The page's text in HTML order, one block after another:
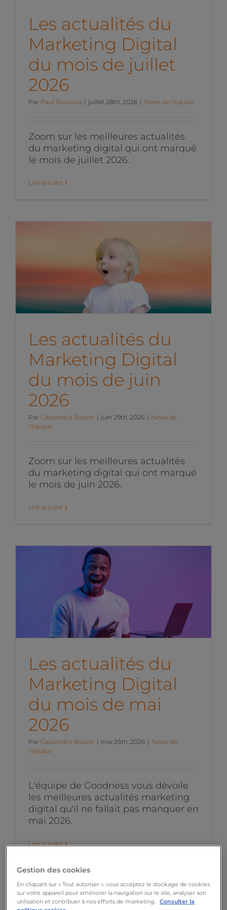
Les actualités du
Marketing Digital
du mois de juillet
2026
Par Paul Burucoa | juillet 28th, 2026 | News de l'équipe
Zoom sur les meilleures actualités
du marketing digital qui ont marqué
le mois de juillet 2026.
Lire la suite
Les actualités du
Marketing Digital du mois
de juin 2026
News de l'équipe
Les actualités du
Marketing Digital
du mois de juin
2026
Par Cassandra Boutet | juin 29th, 2026 | News de
l'équipe
Zoom sur les meilleures actualités
du marketing digital qui ont marqué
le mois de juin 2026.
Lire la suite
Les actualités du
Marketing Digital du mois
de mai 2026
News de l'équipe
Les actualités du
Marketing Digital
du mois de mai
2026
Par Cassandra Boutet | mai 25th, 2026 | News de
l'équipe
L'équipe de Goodness vous dévoile
les meilleures actualités marketing
digital qu'il ne fallait pas manquer en
mai 2026.
Lire la suite
Gestion des cookies
En cliquant sur « Tout autoriser », vous acceptez le stockage de cookies
sur votre appareil pour améliorer la navigation sur le site, analyser son
utilisation et contribuer à nos efforts de marketing. Consulter la